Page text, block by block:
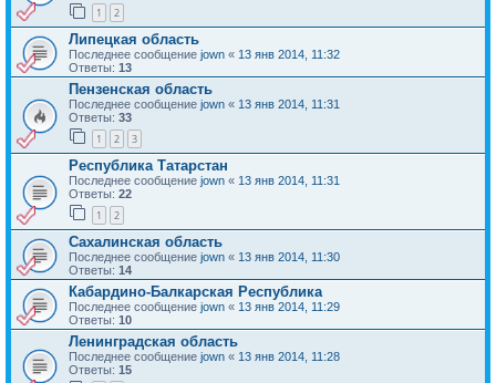
1 2
Липецкая область
Последнее сообщение jown « 13 янв 2014, 11:32
Ответы: 13
Пензенская область
Последнее сообщение jown « 13 янв 2014, 11:31
Ответы: 33
1 2 3
Республика Татарстан
Последнее сообщение jown « 13 янв 2014, 11:31
Ответы: 22
1 2
Сахалинская область
Последнее сообщение jown « 13 янв 2014, 11:30
Ответы: 14
Кабардино-Балкарская Республика
Последнее сообщение jown « 13 янв 2014, 11:29
Ответы: 10
Ленинградская область
Последнее сообщение jown « 13 янв 2014, 11:28
Ответы: 15